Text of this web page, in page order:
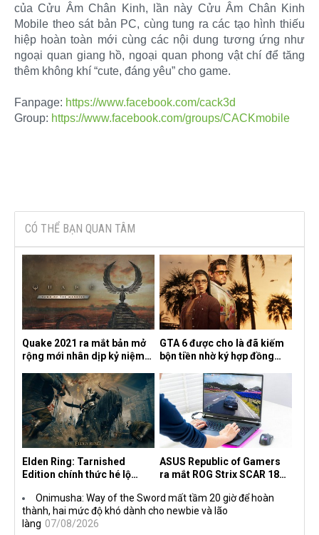
của Cửu Âm Chân Kinh, lần này Cửu Âm Chân Kinh
Mobile theo sát bản PC, cùng tung ra các tạo hình thiếu
hiệp hoàn toàn mới cùng các nội dung tương ứng như
ngoại quan giang hồ, ngoại quan phong vật chí để tăng
thêm không khí “cute, đáng yêu” cho game.
Fanpage: https://www.facebook.com/cack3d
Group: https://www.facebook.com/groups/CACKmobile
CÓ THỂ BẠN QUAN TÂM
Quake 2021 ra mắt bản mở
rộng mới nhân dịp kỷ niệm
the Machine
GTA 6 được cho là đã kiếm
bộn tiền nhờ ký hợp đồng
Elden Ring: Tarnished
Edition chính thức hé lộ
ASUS Republic of Gamers
ra mắt ROG Strix SCAR 18
Onimusha: Way of the Sword mất tầm 20 giờ để hoàn
thành, hai mức độ khó dành cho newbie và lão
làng 07/08/2026